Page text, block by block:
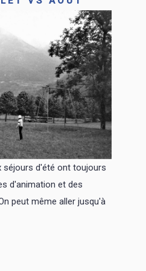
séjours d'été ont toujours
d'animation et des
peut même aller jusqu'à